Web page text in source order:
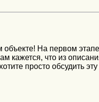
На первом
кажется, что из
просто обсудить